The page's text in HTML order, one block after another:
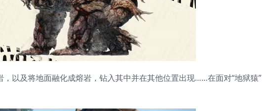
以及将地面融化成熔岩，钻入其中并在其他位置出现……在面对“地狱猿”